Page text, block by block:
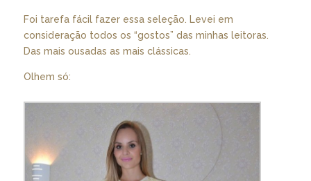
Foi tarefa fácil fazer essa seleção. Levei em
consideração todos os “gostos” das minhas leitoras.
Das mais ousadas as mais clássicas.
Olhem só: